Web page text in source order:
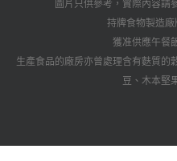
圖片只供參考，實際內容請
持牌食物製造
獲准供應午餐
生產食品的廠房亦曾處理含有麩質的
豆、木本堅